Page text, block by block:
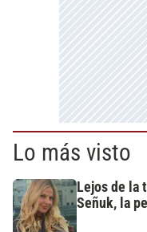
Lo más visto
Lejos de la
Señuk, la